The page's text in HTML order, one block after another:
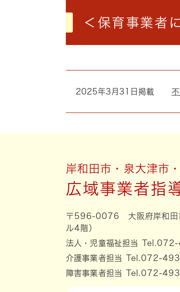
＜保育事業者
2025年3月31日掲載
岸和田市・泉大津市
広域事業者指
〒596-0076 大阪府岸和田
ル4階）
法人・児童福祉担当
介護事業者担当
Tel.072-
障害事業者担当
Tel.072-